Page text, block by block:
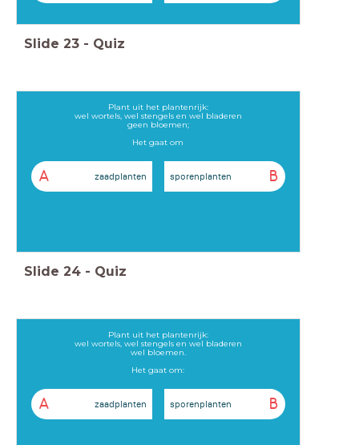
Slide 23 - Quiz
Plant uit het plantenrijk:
wel wortels, wel stengels en wel bladeren
geen bloemen;
Het gaat om
A zaadplanten B
sporenplanten
Slide 24 - Quiz
Plant uit het plantenrijk:
wel wortels, wel stengels en wel bladeren
wel bloemen.
Het gaat om:
A zaadplanten B
sporenplanten